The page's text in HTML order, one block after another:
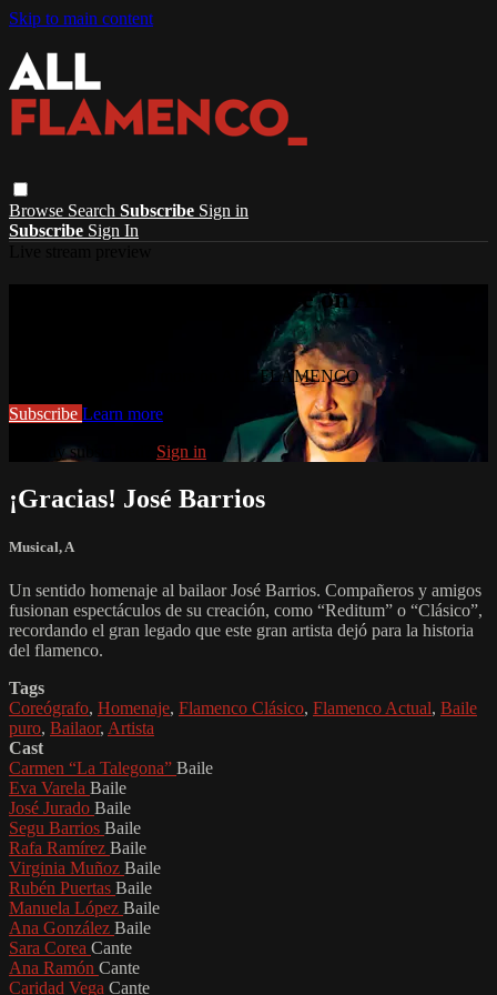
Skip to main content
Browse Search Subscribe Sign in
Subscribe Sign In
Watch this video and more on ALL
Watch this video and more on ALL FLAMENCO
Subscribe Learn more
Already subscribed? Sign in
¡Gracias! José Barrios
Musical, A
Un sentido homenaje al bailaor José Barrios. Compañeros y amigos
fusionan espectáculos de su creación, como “Reditum” o “Clásico”,
recordando el gran legado que este gran artista dejó para la historia
del flamenco.
Tags
Coreógrafo, Homenaje, Flamenco Clásico, Flamenco Actual, Baile
puro, Bailaor, Artista
Cast
Carmen “La Talegona” Baile
Eva Varela Baile
José Jurado Baile
Segu Barrios Baile
Rafa Ramírez Baile
Virginia Muñoz Baile
Rubén Puertas Baile
Manuela López Baile
Ana González Baile
Sara Corea Cante
Ana Ramón Cante
Caridad Vega Cante